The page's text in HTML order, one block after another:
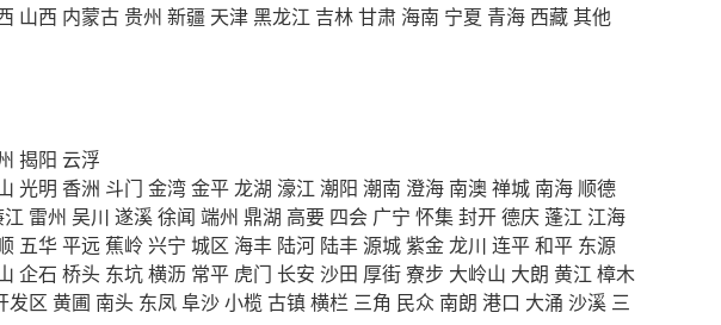
山西 内蒙古 贵州 新疆 天津黑龙江 吉林甘肃 海南 宁夏 青海 西藏其他
揭阳 云浮
光明 香洲 斗门 金湾金平龙湖 濠江 潮阳 潮南 澄海 南澳禅城 南海 顺德
雷州 吴川 遂溪徐闻 端州 鼎湖 高要 四会 广宁 怀集封开德庆 蓬江 江海
五华平远 蕉岭 兴宁 城区 海丰 陆河 陆丰源城紫金龙川 连平和平 东源
企石 桥头 东坑横沥 常平 虎门 长安 沙田 厚街寮步 大岭山 大朗 黄江 樟木
发区 黄圃 南头 东凤阜沙小榄 古镇横栏 三角 民众 南朗 港口 大涌 沙溪 三